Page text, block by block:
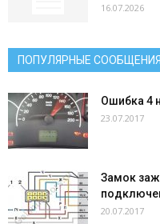
16.07.2026
ПОПУЛЯРНЫЕ СООБЩЕНИЯ
Ошибка 4
23.07.2017
Замок
20.07.2017